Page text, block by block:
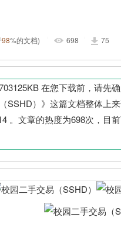
98%的文档) 698 75
在您下载前，请先
SSHD）》这篇文档整体上
。文章的热度为698次，目前